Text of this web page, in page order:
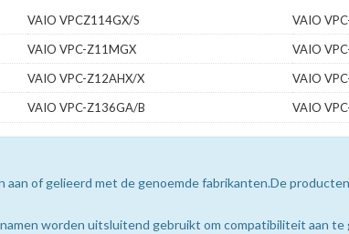
VAIO VPCZ114GX/S VAIO
VAIO VPC-Z11MGX VAIO
VAIO VPC-Z12AHX/X VAIO
VAIO VPC-Z136GA/B VAIO
of gelieerd met de genoemde fabrikanten.De
worden uitsluitend gebruikt om compatibiliteit aan te